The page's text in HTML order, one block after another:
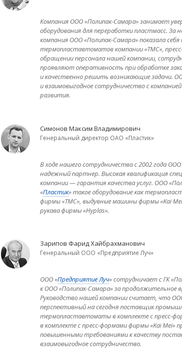
Компания ООО «Полипак-Самара» занимает
оборудования для переработки пластмасс. За
компания ООО «Полипак-Самара» показала
термопластавтоматов компании «ТМС»,
обращении персонала нашей компании,
проявляют оперативность при обработке
и качественно решить возникающие задачи.
и взаимовыгодное сотрудничество с
развития.
Симонов Максим Владимирович
Генеральный директор ОАО «Пластик»
В ходе нашего сотрудничества с 2002 года
надежный партнер. Высокая квалификация
компании — гарантия качества услуг. ООО
«Пластик» такое оборудование как
фирмы «ТМС», выдувные машины фирмы «Kai
рукава фирмы «Hyplas».
Зарипов Фарид Хайбрахманович
Генеральный ООО «Предприятие Луч»
ООО «Предприятие Луч» сотрудничает с ГК
к ООО «Полипак-Самара» за продолжительное
Руководство нашей компании считает, что
перспективный на сегодня поставщик
термопластавтоматы в комплекте с пресс-
в комплекте с пресс-формами фирмы «Kai Mei»
повышенными требованиями к качеству
взаимовыгодное сотрудничество.